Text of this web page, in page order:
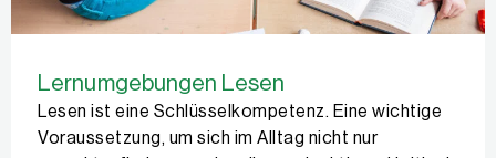
Lernumgebungen Lesen
Lesen ist eine Schlüsselkompetenz. Eine wichtige
Voraussetzung, um sich im Alltag nicht nur